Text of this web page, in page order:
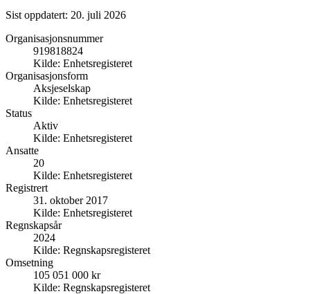
Sist oppdatert: 20. juli 2026
Organisasjonsnummer
919818824
Kilde: Enhetsregisteret
Organisasjonsform
Aksjeselskap
Kilde: Enhetsregisteret
Status
Aktiv
Kilde: Enhetsregisteret
Ansatte
20
Kilde: Enhetsregisteret
Registrert
31. oktober 2017
Kilde: Enhetsregisteret
Regnskapsår
2024
Kilde: Regnskapsregisteret
Omsetning
105 051 000 kr
Kilde: Regnskapsregisteret